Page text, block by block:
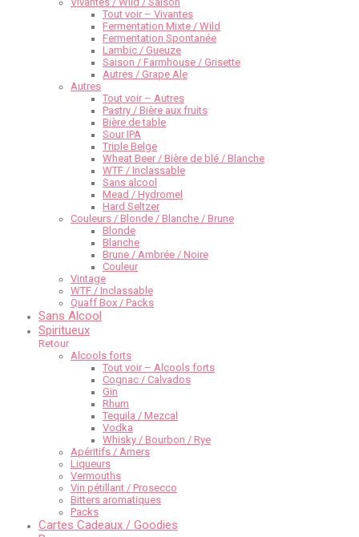
Tout voir – Vivantes
Fermentation Mixte / Wild
Fermentation Spontanée
Lambic / Gueuze
Saison / Farmhouse / Grisette
Autres / Grape Ale
Autres
Tout voir – Autres
Pastry / Bière aux fruits
Bière de table
Sour IPA
Triple Belge
Wheat Beer / Bière de blé / Blanche
WTF / Inclassable
Sans alcool
Mead / Hydromel
Hard Seltzer
Couleurs / Blonde / Blanche / Brune
Blonde
Blanche
Brune / Ambrée / Noire
Couleur
Vintage
WTF / Inclassable
Quaff Box / Packs
Sans Alcool
Spiritueux
Retour
Alcools forts
Tout voir – Alcools forts
Cognac / Calvados
Gin
Rhum
Tequila / Mezcal
Vodka
Whisky / Bourbon / Rye
Apéritifs / Amers
Liqueurs
Vermouths
Vin pétillant / Prosecco
Bitters aromatiques
Packs
Cartes Cadeaux / Goodies